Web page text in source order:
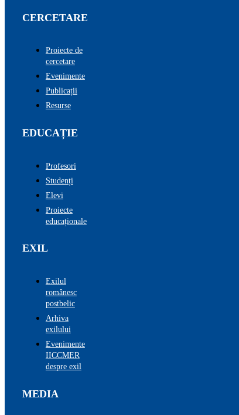
CERCETARE
Proiecte de
cercetare
Evenimente
Publicații
Resurse
EDUCAȚIE
Profesori
Studenți
Elevi
Proiecte
educaționale
EXIL
Exilul
românesc
postbelic
Arhiva
exilului
Evenimente
IICCMER
despre exil
MEDIA